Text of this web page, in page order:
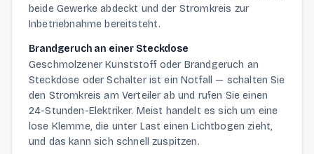
beide Gewerke abdeckt und der Stromkreis zur
Inbetriebnahme bereitsteht.
Brandgeruch an einer Steckdose
Geschmolzener Kunststoff oder Brandgeruch an
Steckdose oder Schalter ist ein Notfall — schalten Sie
den Stromkreis am Verteiler ab und rufen Sie einen
24-Stunden-Elektriker. Meist handelt es sich um eine
lose Klemme, die unter Last einen Lichtbogen zieht,
und das kann sich schnell zuspitzen.